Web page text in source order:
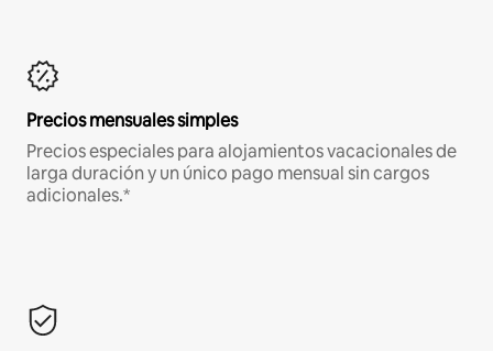
Precios mensuales simples
Precios especiales para alojamientos vacacionales de
larga duración y un único pago mensual sin cargos
adicionales.*